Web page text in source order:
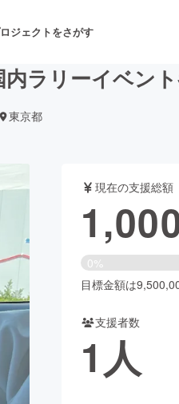
ジェクトをさがす
舞台・パフォーマンス
フード・飲食店
アニメ・漫画
ビューティー・ヘルスケア
ラリーイベン
東京都
現在の支援総額
0%
目標金額は
支援者数
1人